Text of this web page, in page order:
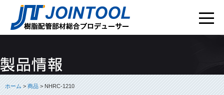
ホーム>商品> NHRC-1210